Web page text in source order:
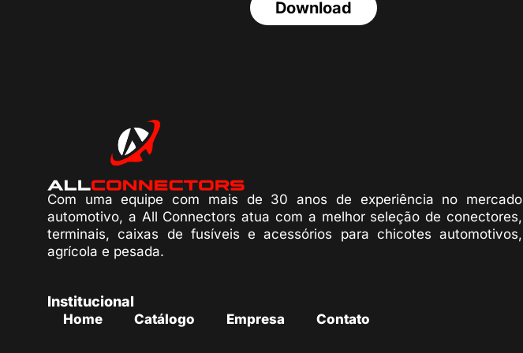
Download
Com uma equipe com mais de 30 anos de experiência no mercado
automotivo, a All Connectors atua com a melhor seleção de conectores,
terminais, caixas de fusíveis e acessórios para chicotes automotivos,
agrícola e pesada.
Institucional
Home Catálogo Empresa Contato